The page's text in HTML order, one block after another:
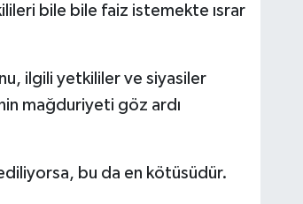
bile bile faiz istemekte ısrar
ilgili yetkililer ve siyasiler
mağduriyeti göz ardı
bu da en kötüsüdür.